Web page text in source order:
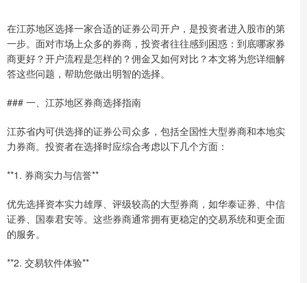
在江苏地区选择一家合适的证券公司开户，是投资者进入股市的第
一步。面对市场上众多的券商，投资者往往感到困惑：到底哪家券
商更好？开户流程是怎样的？佣金又如何对比？本文将为您详细解
答这些问题，帮助您做出明智的选择。
### 一、江苏地区券商选择指南
江苏省内可供选择的证券公司众多，包括全国性大型券商和本地实
力券商。投资者在选择时应综合考虑以下几个方面：
**1. 券商实力与信誉**
优先选择资本实力雄厚、评级较高的大型券商，如华泰证券、中信
证券、国泰君安等。这些券商通常拥有更稳定的交易系统和更全面
的服务。
**2. 交易软件体验**